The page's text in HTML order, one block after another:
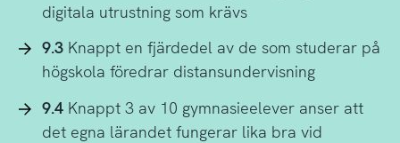
digitala utrustning som krävs
9.3Knappt en fjärdedel av de som studerar på
högskola föredrar distansundervisning
9.4Knappt 3 av 10 gymnasieelever anser att
det egna lärandet fungerar lika bra vid